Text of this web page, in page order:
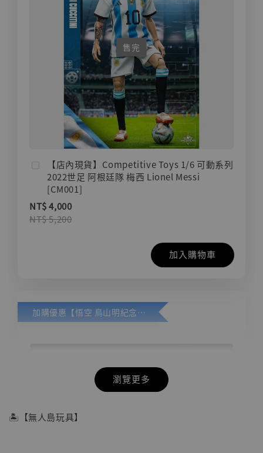
售完
【店內現貨】Competitive Toys 1/6 可動系列
2022世足 阿根廷隊 梅西 Lionel Messi
[CM001]
NT$ 4,000
NT$ 5,200
加入購物車
加購優惠【悟空 鳥山明紀念款 [奇蹟工作室]】
瀏覽更多
🏝【無人島玩具】